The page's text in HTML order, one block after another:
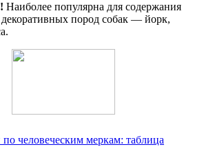
Наиболее популярна для содержания
пород собак — йорк,
по человеческим меркам: таблица